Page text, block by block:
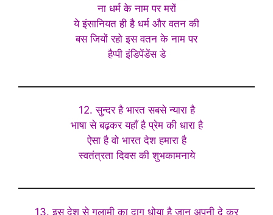
ना धर्म के नाम पर मरों
ये इंसानियत ही है धर्म और वतन की
बस जियों रहो इस वतन के नाम पर
हैप्पी इंडिपेंडेंस डे
12. सुन्दर है भारत सबसे न्यारा है
भाषा से बढ़कर यहाँ है प्रेम की धारा है
ऐसा है वो भारत देश हमारा है
स्वतंत्रता दिवस की शुभकामनाये
13. इस देश से गुलामी का दाग धोया है जान अपनी दे कर